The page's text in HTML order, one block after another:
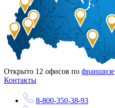
Открыто 12 офисов по франшизе
Контакты
8-800-350-38-93